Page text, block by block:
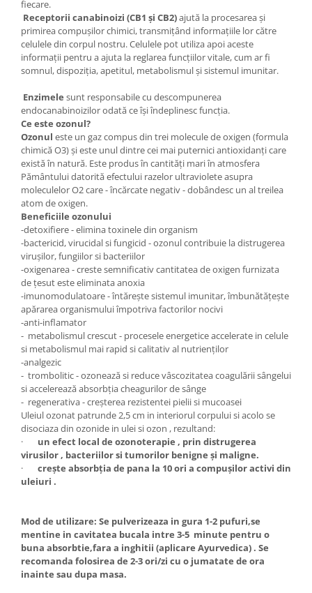
fiecare.
Receptorii canabinoizi (CB1 și CB2)ajută la procesarea și
primirea compușilor chimici, transmițând informațiile lor către
celulele din corpul nostru. Celulele pot utiliza apoi aceste
informații pentru a ajuta la reglarea funcțiilor vitale, cum ar fi
somnul, dispoziția, apetitul, metabolismul și sistemul imunitar.
Enzimele sunt responsabile cu descompunerea
endocanabinoizilor odată ce își îndeplinesc funcția.
Ce este ozonul?
Ozonul este un gaz compus din trei molecule de oxigen (formula
chimică O3) și este unul dintre cei mai puternici antioxidanți care
există în natură. Este produs în cantități mari în atmosfera
Pământului datorită efectului razelor ultraviolete asupra
moleculelor O2 care - încărcate negativ - dobândesc un al treilea
atom de oxigen.
Beneficiile ozonului
-detoxifiere - elimina toxinele din organism
-bactericid, virucidal si fungicid - ozonul contribuie la distrugerea
virușilor, fungiilor si bacteriilor
-oxigenarea - creste semnificativ cantitatea de oxigen furnizata
de țesut este eliminata anoxia
-imunomodulatoare - întărește sistemul imunitar, îmbunătățește
apărarea organismului împotriva factorilor nocivi
-anti-inflamator
- metabolismul crescut - procesele energetice accelerate in celule
si metabolismul mai rapid si calitativ al nutrienților
-analgezic
- trombolitic - ozonează si reduce vâscozitatea coagulării sângelui
si accelerează absorbția cheagurilor de sânge
- regenerativa - creșterea rezistentei pielii si mucoasei
Uleiul ozonat patrunde 2,5 cm in interiorul corpului si acolo se
disociaza din ozonide in ulei si ozon , rezultand:
· un efect local de ozonoterapie , prin distrugerea
virusilor , bacteriilor si tumorilor benigne și maligne.
· crește absorbția de pana la 10 ori a compușilor activi din
uleiuri .
Mod de utilizare: Se pulverizeaza in gura 1-2 pufuri,se
mentine in cavitatea bucala intre 3-5 minute pentru o
buna absorbtie,fara a inghitii (aplicare Ayurvedica) . Se
recomanda folosirea de 2-3 ori/zi cu o jumatate de ora
inainte sau dupa masa.